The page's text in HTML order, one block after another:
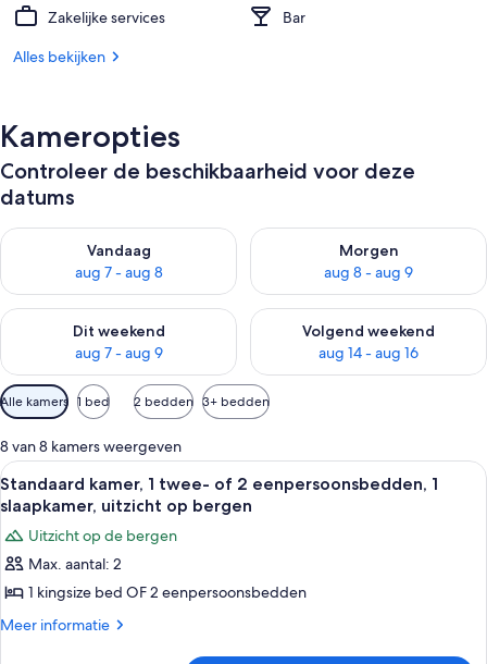
Zakelijke services
Bar
Alles bekijken
Kameropties
Controleer de beschikbaarheid voor deze
datums
Vandaag
aug 7 - aug 8
De beschikbaarheid controleren voor vanavond aug 7 - aug 8
Morgen
aug 8 - aug 9
De beschikbaarheid
Dit weekend
aug 7 - aug 9
De beschikbaarheid controleren voor dit weekend aug 7 -
Volgend weekend
aug 14 - aug 16
De beschikbaarheid
Beschikbare
filters
voor
kamers
Alle kamers 1 bed 2 bedden 3+ bedden
8 van 8 kamers weergeven
Alle
foto's
voor
Standaard
kamer,
1
twee-
Een slaapkamer met een groot
15
Standaard kamer, 1 twee- of 2 eenpersoonsbedden, 1
slaapkamer, uitzicht op bergen
Uitzicht op de bergen
Max. aantal: 2
1 kingsize bed OF 2 eenpersoonsbedden
Meer informatie
Meer